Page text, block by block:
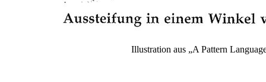
Illustration aus „A Pattern